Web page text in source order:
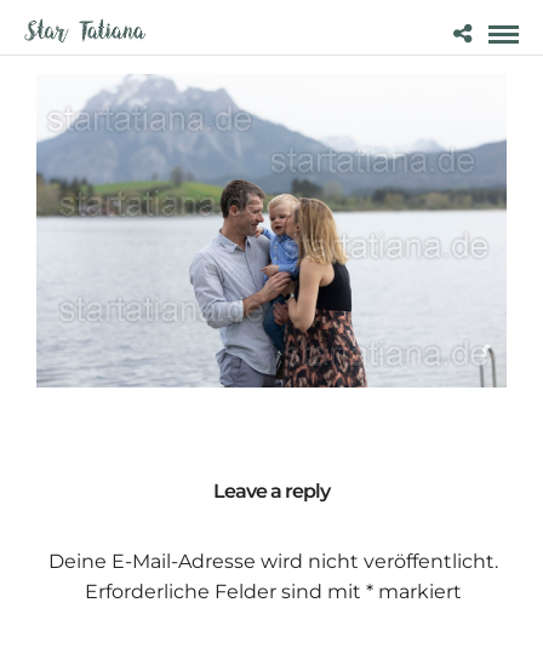
Leave a reply
Deine E-Mail-Adresse wird nicht veröffentlicht.
Erforderliche Felder sind mit *markiert